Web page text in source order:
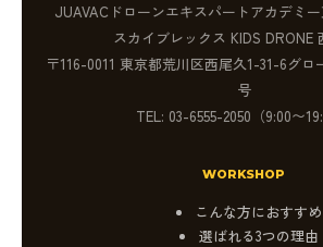
JUAVACドローンエキスパートアカデミ
スカイブレックス KIDS DRONE
〒116-0011 東京都荒川区西尾久1-31-6グロ
号
TEL: 03-6555-2050（9:00〜
WORKSHOP
こんな方におすすめ
選ばれる3つの理由